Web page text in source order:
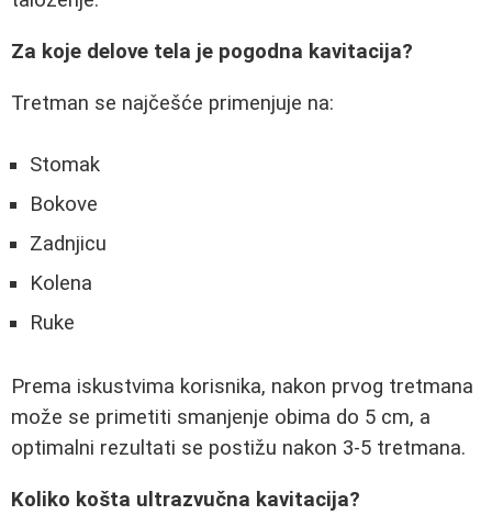
Za koje delove tela je pogodna kavitacija?
Tretman se najčešće primenjuje na:
Stomak
Bokove
Zadnjicu
Kolena
Ruke
Prema iskustvima korisnika, nakon prvog tretmana
može se primetiti smanjenje obima do 5 cm, a
optimalni rezultati se postižu nakon 3-5 tretmana.
Koliko košta ultrazvučna kavitacija?